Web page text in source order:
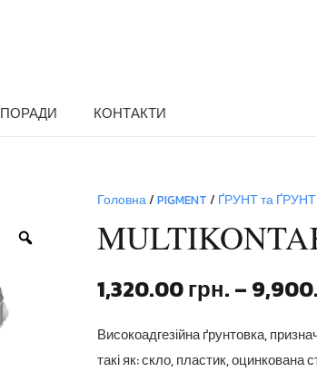
ПОРАДИ КОНТАКТИ
Головна/ PIGMENT / ҐРУНТ та
1,320.00грн. –
Високоадгезійна ґрунтовка,
такі як: скло, пластик, оцинкована